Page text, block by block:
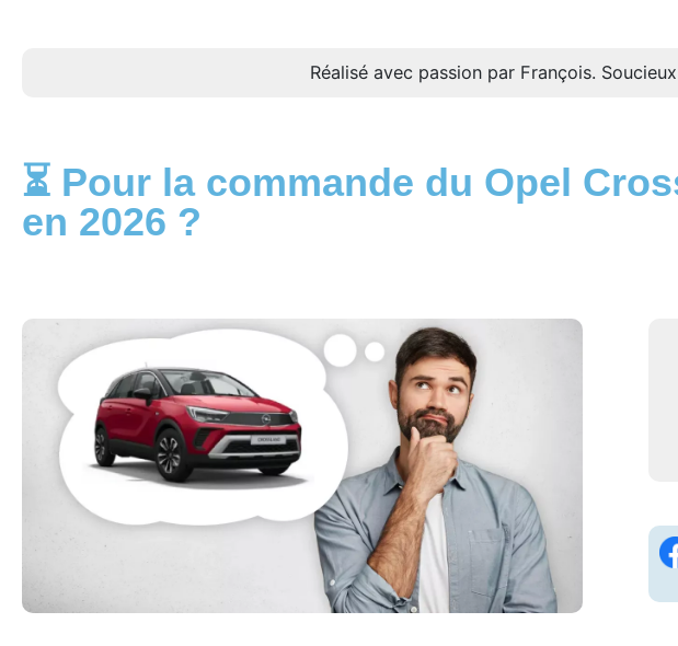
Réalisé avec passion par François.
⏳ Pour la commande du Opel
en 2026 ?